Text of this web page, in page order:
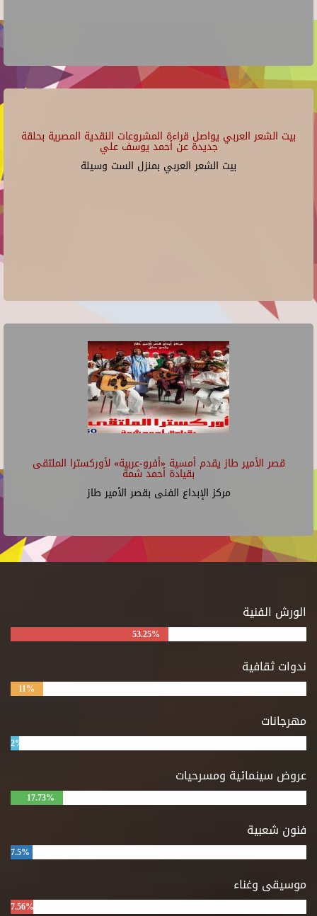
بيت الشعر العربي يواصل قراءة المشروعات النقدية المصرية بحلقة
جديدة عن أحمد يوسف علي
بيت الشعر العربي بمنزل الست وسيلة
قصر الأمير طاز يقدم أمسية «أفرو-عربية» لأوركسترا الملتقى
بقيادة أحمد شمة
مركز الإبداع الفنى بقصر الأمير طاز
الورش الفنية
53.25%
ندوات ثقافية
11%
مهرجانات
2%
عروض سينمائية ومسرحيات
17.73%
فنون شعبية
7.5%
موسيقى وغناء
7.56%